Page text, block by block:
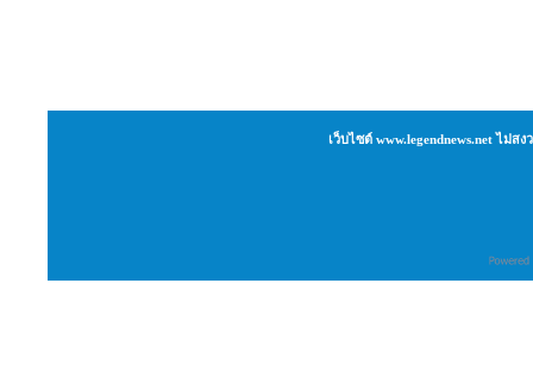
เว็บไซต์ www.legendnews.net ไม่